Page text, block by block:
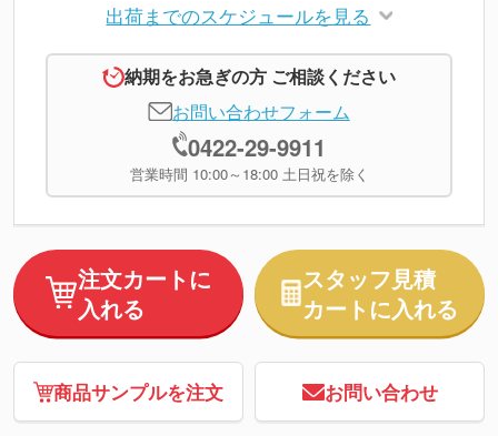
出荷までのスケジュールを見る
納期をお急ぎの方 ご相談ください
お問い合わせフォーム
0422-29-9911
営業時間 10:00～18:00 土日祝を除く
注文カートに
入れる
スタッフ見積
カートに入れる
商品サンプルを注文 お問い合わせ